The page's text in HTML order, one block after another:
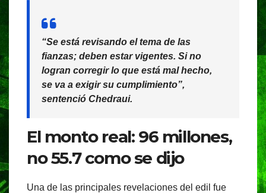
“Se está revisando el tema de las
fianzas; deben estar vigentes. Si no
logran corregir lo que está mal hecho,
se va a exigir su cumplimiento”,
sentenció Chedraui.
El monto real: 96 millones,
no 55.7 como se dijo
Una de las principales revelaciones del edil fue